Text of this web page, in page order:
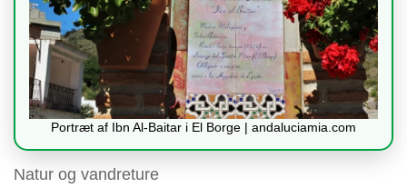
Portræt af Ibn Al-Baitar i El Borge | andaluciamia.com
Natur og vandreture